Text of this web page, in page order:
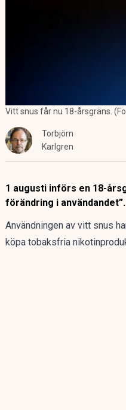
Vitt snus får nu 18-årsgräns.
Torbjörn
Karlgren
1 augusti införs en 18-
förändring i användandet”.
Användningen av vitt snus
köpa tobaksfria